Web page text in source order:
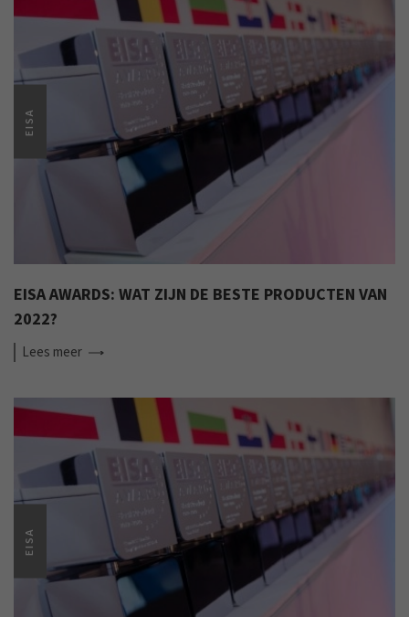
EISA
EISA AWARDS: WAT ZIJN DE BESTE PRODUCTEN VAN
2022?
Lees meer
EISA